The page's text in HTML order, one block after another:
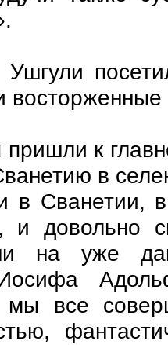
к
в
в Сванетии,
и довольно
на уже
мы все